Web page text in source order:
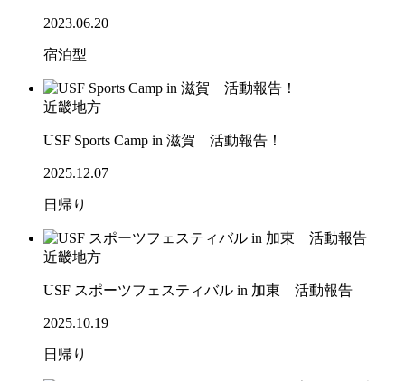
2023.06.20
宿泊型
近畿地方
USF Sports Camp in 滋賀 活動報告！
2025.12.07
日帰り
近畿地方
USF スポーツフェスティバル in 加東 活動報告
2025.10.19
日帰り